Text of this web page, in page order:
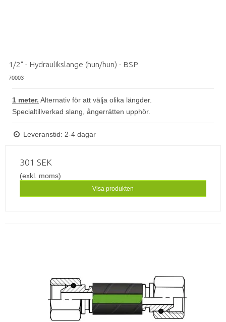
1/2" - Hydraulikslange (hun/hun) - BSP
70003
1 meter. Alternativ för att välja olika längder.
Specialtillverkad slang, ångerrätten upphör.
Leveranstid: 2-4 dagar
301 SEK
(exkl. moms)
Visa produkten